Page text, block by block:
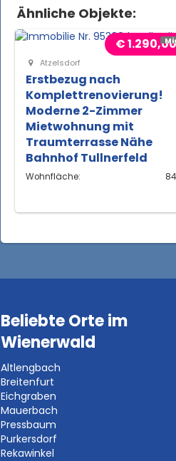
Ähnliche Objekte:
€ 1.290,00
Atzelsdorf
Erstbezug nach
Komplettrenovierung!
Moderne 2-Zimmer
Mietwohnung mit
Traumterrasse Nähe
Bahnhof Tullnerfeld
Wohnfläche:
Beliebte Orte im
Wienerwald
Altlengbach
Breitenfurt
Eichgraben
Mauerbach
Pressbaum
Purkersdorf
Rekawinkel